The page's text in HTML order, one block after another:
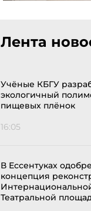
Лента
Учёные КБГУ
экологичный
пищевых плёнок
16:05
В Ессентуках
концепция
Театральной